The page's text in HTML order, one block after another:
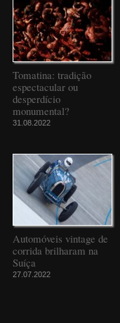
Tomatina: tradição
espectacular ou
desperdício
monumental?
31.08.2022
Automóveis vintage de
corrida brilharam na
Suíça
27.07.2022